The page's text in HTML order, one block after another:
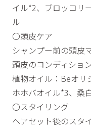
イル*2、ブロッコリ
ル
〇頭皮ケア
シャンプー前の頭皮
頭皮のコンディショ
植物オイル：Beオリ
ホホバオイル*3、桑
〇スタイリング
ヘアセット後のスタ